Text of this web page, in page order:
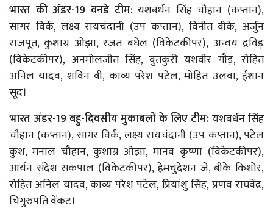
भारत की अंडर-19 वनडे टीम:यशबर्धन सिंह चौहान (कप्तान),
सागर विर्क, लक्ष्य रायचंदानी (उप कप्तान), विनीत वीके, अर्जुन
राजपूत, कुशाग्र ओझा, रजत बघेल (विकेटकीपर), अन्वय द्रविड़
(विकेटकीपर), अनमोलजीत सिंह, वुतकुरी यशवीर गौड़, रोहित
अनिल यादव, शविन वी, काव्य परेश पटेल, मोहित उलवा, ईशान
सूद।
भारत अंडर-19 बहु-दिवसीय मुकाबलों के लिए टीम:यशबर्धन सिंह
चौहान (कप्तान), सागर विर्क, लक्ष्य रायचंदानी (उप कप्तान), पटेल
कुश, मनाल चौहान, कुशाग्र ओझा, मानव कृष्णा (विकेटकीपर),
आर्यन संदेश सकपाल (विकेटकीपर), हेमचुदेशन जे, बीके किशोर,
रोहित अनिल यादव, काव्य परेश पटेल, प्रियांशु सिंह, प्रणव राघवेंद्र,
चिगुरुपति वेंकट।